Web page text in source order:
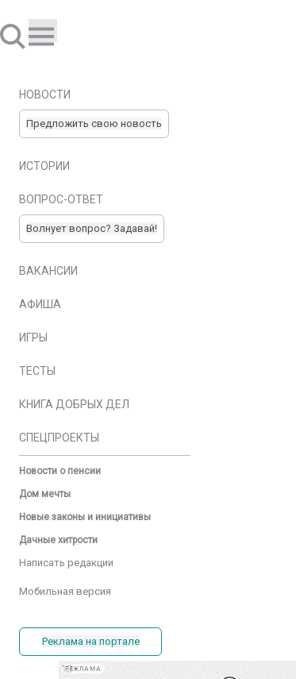
НОВОСТИ
Предложить свою новость
ИСТОРИИ
ВОПРОС-ОТВЕТ
Волнует вопрос? Задавай!
ВАКАНСИИ
АФИША
ИГРЫ
ТЕСТЫ
КНИГА ДОБРЫХ ДЕЛ
СПЕЦПРОЕКТЫ
Новости о пенсии
Дом мечты
Новые законы и инициативы
Дачные хитрости
Написать редакции
Мобильная версия
Реклама на портале
РЕКЛАМА